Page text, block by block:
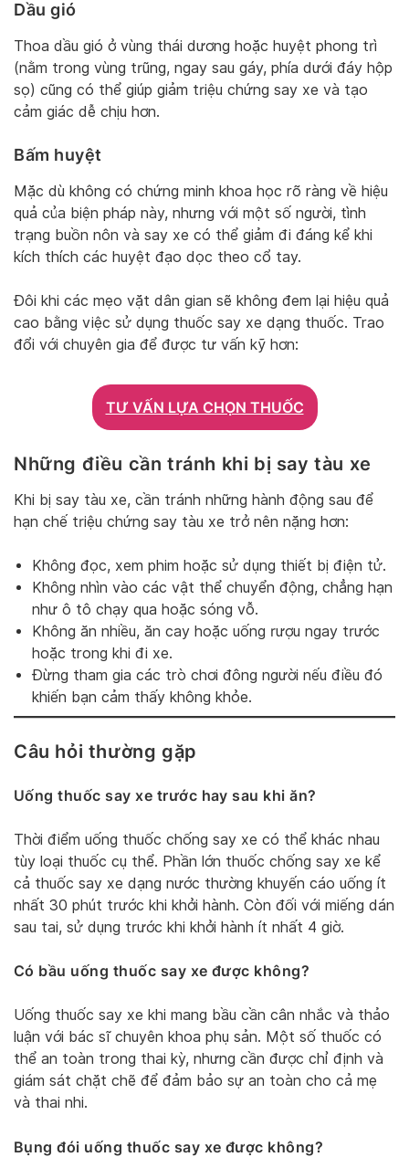
Dầu gió
Thoa dầu gió ở vùng thái dương hoặc huyệt phong trì
(nằm trong vùng trũng, ngay sau gáy, phía dưới đáy hộp
sọ) cũng có thể giúp giảm triệu chứng say xe và tạo
cảm giác dễ chịu hơn.
Bấm huyệt
Mặc dù không có chứng minh khoa học rõ ràng về hiệu
quả của biện pháp này, nhưng với một số người, tình
trạng buồn nôn và say xe có thể giảm đi đáng kể khi
kích thích các huyệt đạo dọc theo cổ tay.
Đôi khi các mẹo vặt dân gian sẽ không đem lại hiệu quả
cao bằng việc sử dụng thuốc say xe dạng thuốc. Trao
đổi với chuyên gia để được tư vấn kỹ hơn:
TƯ VẤN LỰA CHỌN THUỐC
Những điều cần tránh khi bị say tàu xe
Khi bị say tàu xe, cần tránh những hành động sau để
hạn chế triệu chứng say tàu xe trở nên nặng hơn:
Không đọc, xem phim hoặc sử dụng thiết bị điện tử.
Không nhìn vào các vật thể chuyển động, chẳng hạn
như ô tô chạy qua hoặc sóng vỗ.
Không ăn nhiều, ăn cay hoặc uống rượu ngay trước
hoặc trong khi đi xe.
Đừng tham gia các trò chơi đông người nếu điều đó
khiến bạn cảm thấy không khỏe.
Câu hỏi thường gặp
Uống thuốc say xe trước hay sau khi ăn?
Thời điểm uống thuốc chống say xe có thể khác nhau
tùy loại thuốc cụ thể. Phần lớn thuốc chống say xe kể
cả thuốc say xe dạng nước thường khuyến cáo uống ít
nhất 30 phút trước khi khởi hành. Còn đối với miếng dán
sau tai, sử dụng trước khi khởi hành ít nhất 4 giờ.
Có bầu uống thuốc say xe được không?
Uống thuốc say xe khi mang bầu cần cân nhắc và thảo
luận với bác sĩ chuyên khoa phụ sản. Một số thuốc có
thể an toàn trong thai kỳ, nhưng cần được chỉ định và
giám sát chặt chẽ để đảm bảo sự an toàn cho cả mẹ
và thai nhi.
Bụng đói uống thuốc say xe được không?